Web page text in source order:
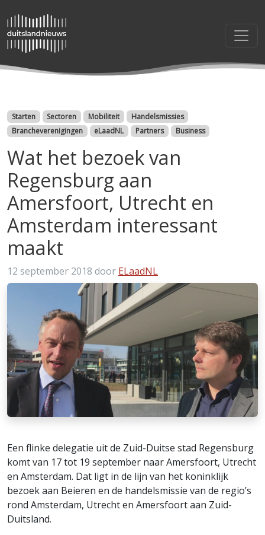
Categorieën
Starten Sectoren Mobiliteit
Handelsmissies
Brancheverenigingen
eLaadNL Partners Business
Wat het bezoek van
Regensburg aan
Amersfoort, Utrecht en
Amsterdam interessant
maakt
12 september 2018 door ELaadNL
Een flinke delegatie uit de Zuid-Duitse stad Regensburg
komt van 17 tot 19 september naar Amersfoort, Utrecht
en Amsterdam. Dat ligt in de lijn van het koninklijk
bezoek aan Beieren en de handelsmissie van de regio’s
rond Amsterdam, Utrecht en Amersfoort aan Zuid-
Duitsland.